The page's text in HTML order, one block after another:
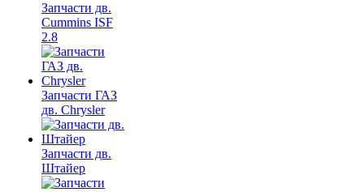
Запчасти дв.
Cummins ISF
2.8
Запчасти ГАЗ
дв. Chrysler
Запчасти дв.
Штайер